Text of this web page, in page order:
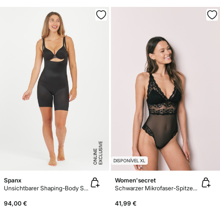
E
X
C
L
U
SI
V
E
O
N
LI
N
E
Spanx
Unsichtbarer Shaping-Body Schwarz Spanx
94,00 €
DISPONÍVEL XL
Women'secret
Schwarzer Mikrofaser-Spitzen-Triangel-Body
41,99 €